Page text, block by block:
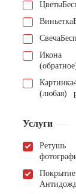
Цветы
Виньетка
Свеча
Икона
Картинка
(любая)
Услуги
Ретушь
Покрытие